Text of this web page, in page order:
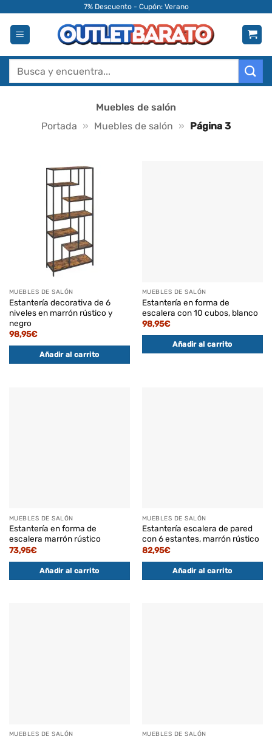
contenido
7% Descuento - Cupón: Verano
Buscar
Muebles de salón
Portada » Muebles de salón » Página 3
MUEBLES DE SALÓN
Estantería decorativa de 6
niveles en marrón rústico y
negro
98,95€
Añadir al carrito
MUEBLES DE SALÓN
Estantería en forma de
escalera con 10 cubos, blanco
98,95€
Añadir al carrito
MUEBLES DE SALÓN
Estantería en forma de
escalera marrón rústico
73,95€
Añadir al carrito
MUEBLES DE SALÓN
Estantería escalera de pared
con 6 estantes, marrón rústico
82,95€
Añadir al carrito
MUEBLES DE SALÓN MUEBLES DE SALÓN